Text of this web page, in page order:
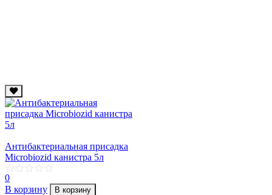
Антибактериальная присадка
Microbiozid канистра 5л
0
В корзину
В корзину